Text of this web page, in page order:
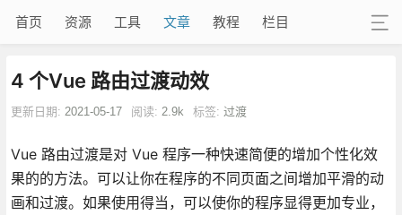
首页 资源 工具 文章 教程 栏目
4 个Vue 路由过渡动效
更新日期: 2021-05-17 阅读: 2.9k 标签: 过渡
Vue 路由过渡是对 Vue 程序一种快速简便的增加个性化效
果的的方法。可以让你在程序的不同页面之间增加平滑的动
画和过渡。如果使用得当，可以使你的程序显得更加专业，